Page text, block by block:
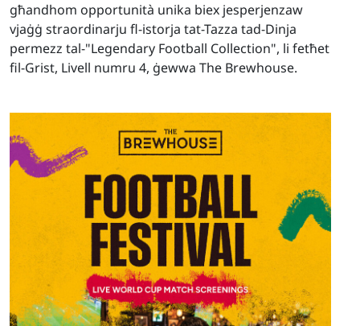
għandhom opportunità unika biex jesperjenzaw
vjaġġ straordinarju fl-istorja tat-Tazza tad-Dinja
permezz tal-"Legendary Football Collection", li fetħet
fil-Grist, Livell numru 4, ġewwa The Brewhouse.